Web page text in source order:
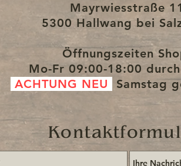
Mayrwiesstraße 11
5300 Hallwang bei
Öffnungszeiten
Mo-Fr 09:00-18:00
ACHTUNG NEU
Samstag